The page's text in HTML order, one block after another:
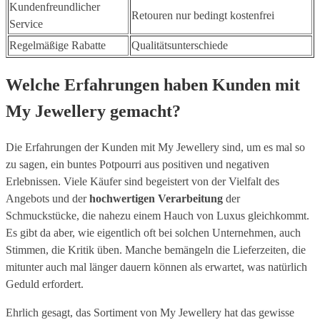
Kundenfreundlicher
Service
Retouren nur bedingt kostenfrei
Regelmäßige Rabatte Qualitätsunterschiede
Welche Erfahrungen haben Kunden mit
My Jewellery gemacht?
Die Erfahrungen der Kunden mit My Jewellery sind, um es mal so
zu sagen, ein buntes Potpourri aus positiven und negativen
Erlebnissen. Viele Käufer sind begeistert von der Vielfalt des
Angebots und derhochwertigen Verarbeitung der
Schmuckstücke, die nahezu einem Hauch von Luxus gleichkommt.
Es gibt da aber, wie eigentlich oft bei solchen Unternehmen, auch
Stimmen, die Kritik üben. Manche bemängeln die Lieferzeiten, die
mitunter auch mal länger dauern können als erwartet, was natürlich
Geduld erfordert.
Ehrlich gesagt, das Sortiment von My Jewellery hat das gewisse